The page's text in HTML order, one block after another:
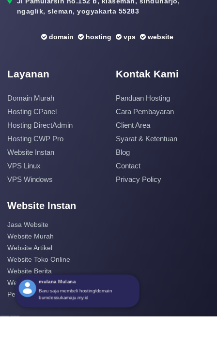
ngaglik, sleman, yogyakarta 55283
domain hosting vps website
Layanan
Domain Murah
Hosting CPanel
Hosting DirectAdmin
Hosting CWP Pro
Website Instan
VPS Linux
VPS Windows
Kontak Kami
Panduan Hosting
Cara Pembayaran
Client Area
Syarat & Ketentuan
Blog
Contact
Privacy Policy
Website Instan
Jasa Website
Website Murah
Website Artikel
Website Toko Online
Website Berita
Website Perusahaan
Pembuatan Website
mulana Mulana
Baru saja membeli hosting/domain
bumdessukamaju.my.id